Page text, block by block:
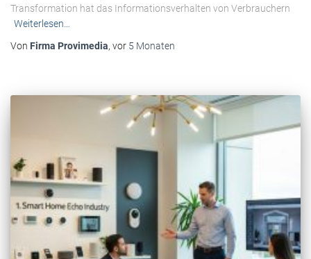
Transformation hat das Informationsverhalten von Verbrauchern
Weiterlesen…
Von Firma Provimedia, vor 5 Monaten